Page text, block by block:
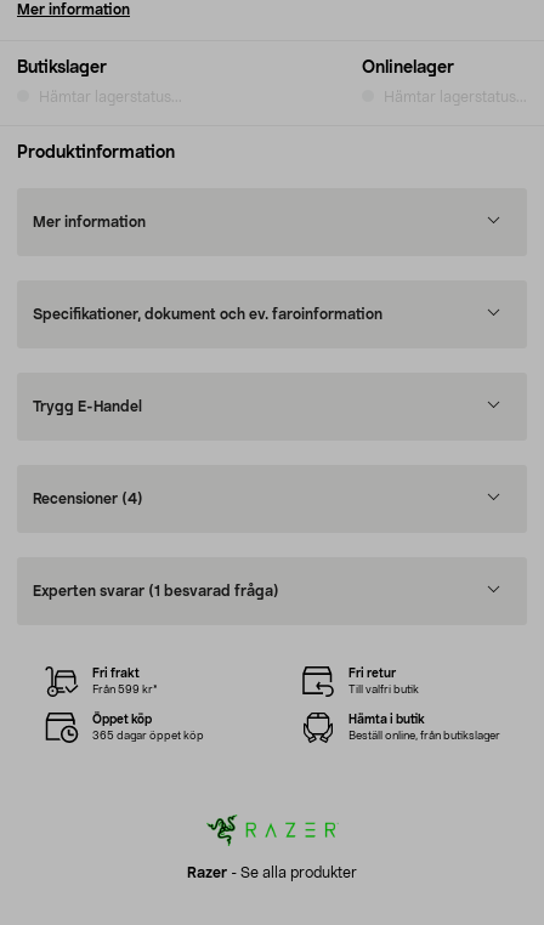
Butikslager
Hämtar lagerstatus...
Onlinelager
Hämtar lagerstatus...
Mer information
Produktinformation
Mer information
Specifikationer, dokument och ev. faroinformation
Trygg E-Handel
Recensioner (4)
Experten svarar (1 besvarad fråga)
Razer - Se alla produkter
Fri frakt
Från 599 kr*
Fri retur
Till valfri butik
Öppet köp
365 dagar öppet köp
Hämta i butik
Beställ online, från butikslager